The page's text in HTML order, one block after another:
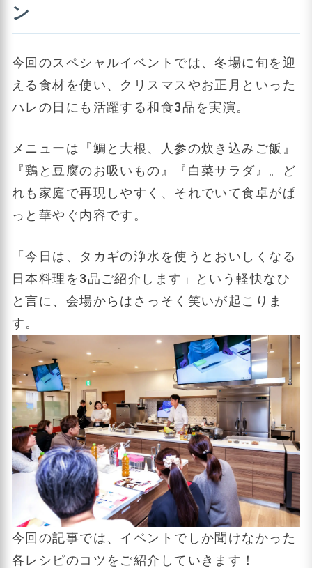
ン
今回のスペシャルイベントでは、冬場に旬を迎
える食材を使い、クリスマスやお正月といった
ハレの日にも活躍する和食3品を実演。
メニューは『鯛と大根、人参の炊き込みご飯』
『鶏と豆腐のお吸いもの』『白菜サラダ』。ど
れも家庭で再現しやすく、それでいて食卓がぱ
っと華やぐ内容です。
「今日は、タカギの浄水を使うとおいしくなる
日本料理を3品ご紹介します」という軽快なひ
と言に、会場からはさっそく笑いが起こりま
す。
今回の記事では、イベントでしか聞けなかった
各レシピのコツをご紹介していきます！